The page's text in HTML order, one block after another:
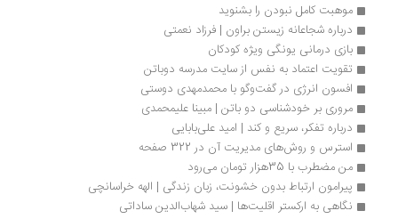
موهبت کامل نبودن را بشنوید
درباره شجاعانه زیستن براون | فرزاد نعمتی
بازی درمانی یونگی ویژه کودکان
تقویت اعتماد به نفس از سایت مدرسه دوباتن
افسون انرژی در گفت‌وگو با محمدمهدی دوستی
مروری بر خودشناسی دو باتن | مبینا علیمحمدی
درباره تفکر، سریع و کند | امید علی‌بابایی
استرس و روش‌های مدیریت آن در 322 صفحه
من مضطرب با 35هزار تومان می‌رود
پیرامون ارتباط بدون خشونت، زبان زندگی | الهه خراسانچی
نگاهی به ارکستر اقلیت‌ها | سید‌ شهاب‌الدین ساداتی